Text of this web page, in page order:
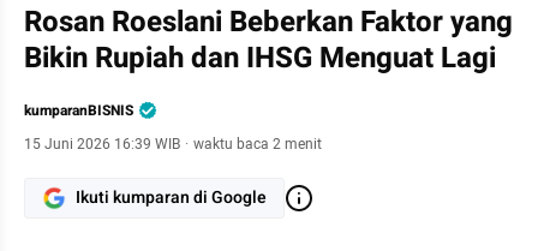
Rosan Roeslani Beberkan Faktor yang
Bikin Rupiah dan IHSG Menguat Lagi
kumparanBISNIS
15 Juni 2026 16:39 WIB · waktu baca 2 menit
Ikuti kumparan di Google